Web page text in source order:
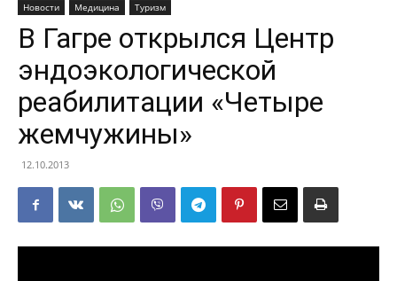
района
Новости Медицина Туризм
В Гагре открылся Центр
эндоэкологической
реабилитации «Четыре
жемчужины»
12.10.2013